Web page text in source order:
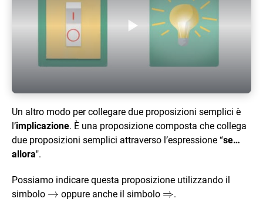
Play Video
Un altro modo per collegare due proposizioni semplici è
l’implicazione. È una proposizione composta che collega
due proposizioni semplici attraverso l’espressione “se…
allora".
Possiamo indicare questa proposizione utilizzando il
simbolo \rightarrow
→ oppure anche il simbolo \Rightarrow
⇒.